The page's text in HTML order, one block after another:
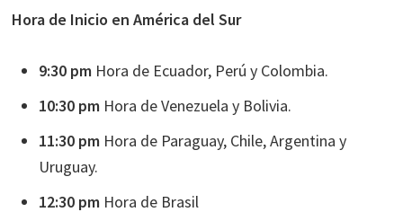
Hora de Inicio en América del Sur
9:30 pm Hora de Ecuador, Perú y Colombia.
10:30 pm Hora de Venezuela y Bolivia.
11:30 pm Hora de Paraguay, Chile, Argentina y
Uruguay.
12:30 pm Hora de Brasil